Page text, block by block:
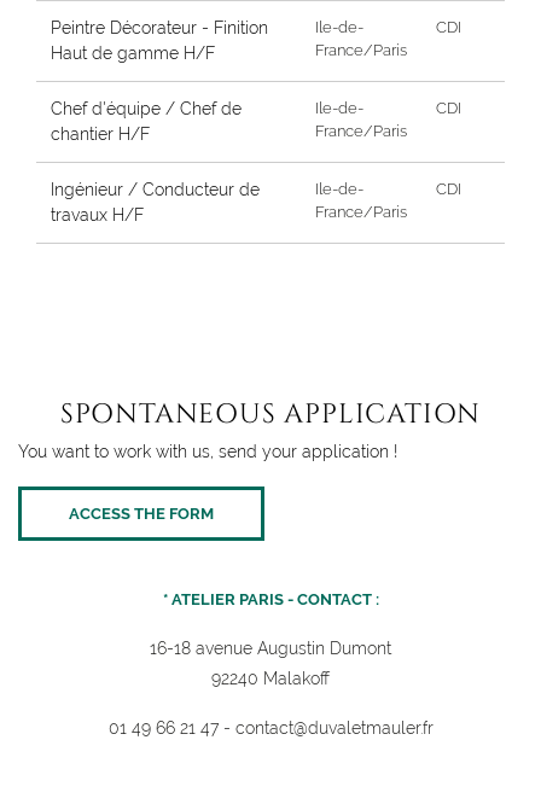
Peintre Décorateur - Finition
Haut de gamme H/F
Ile-de-
France/Paris
CDI
Chef d'équipe / Chef de
chantier H/F
Ile-de-
France/Paris
CDI
Ingénieur / Conducteur de
travaux H/F
Ile-de-
France/Paris
CDI
SPONTANEOUS APPLICATION
You want to work with us, send your application !
ACCESS THE FORM
* ATELIER PARIS - CONTACT :
16-18 avenue Augustin Dumont
92240 Malakoff
01 49 66 21 47- contact@duvaletmauler.fr